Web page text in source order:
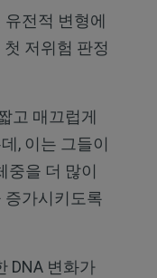
전적 변형에
저위험 판정
고 매끄럽게
, 이는 그들이
중을 더 많이
증가시키도록
DNA 변화가